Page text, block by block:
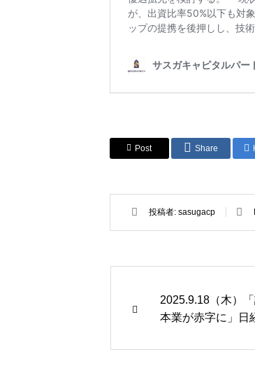
Post Share
投稿者: sasugacp
2025.9.18（木）
本業が赤字に」日